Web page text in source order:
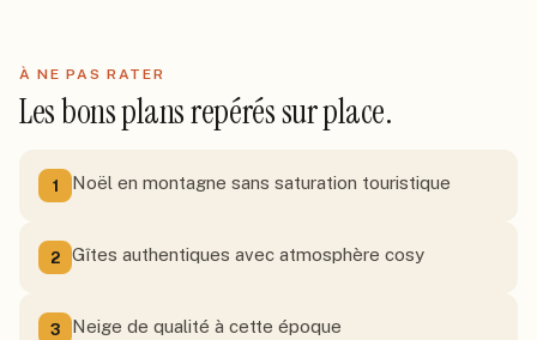
À NE PAS RATER
Les bons plans repérés sur place.
1 Noël en montagne sans saturation touristique
2 Gîtes authentiques avec atmosphère cosy
3 Neige de qualité à cette époque